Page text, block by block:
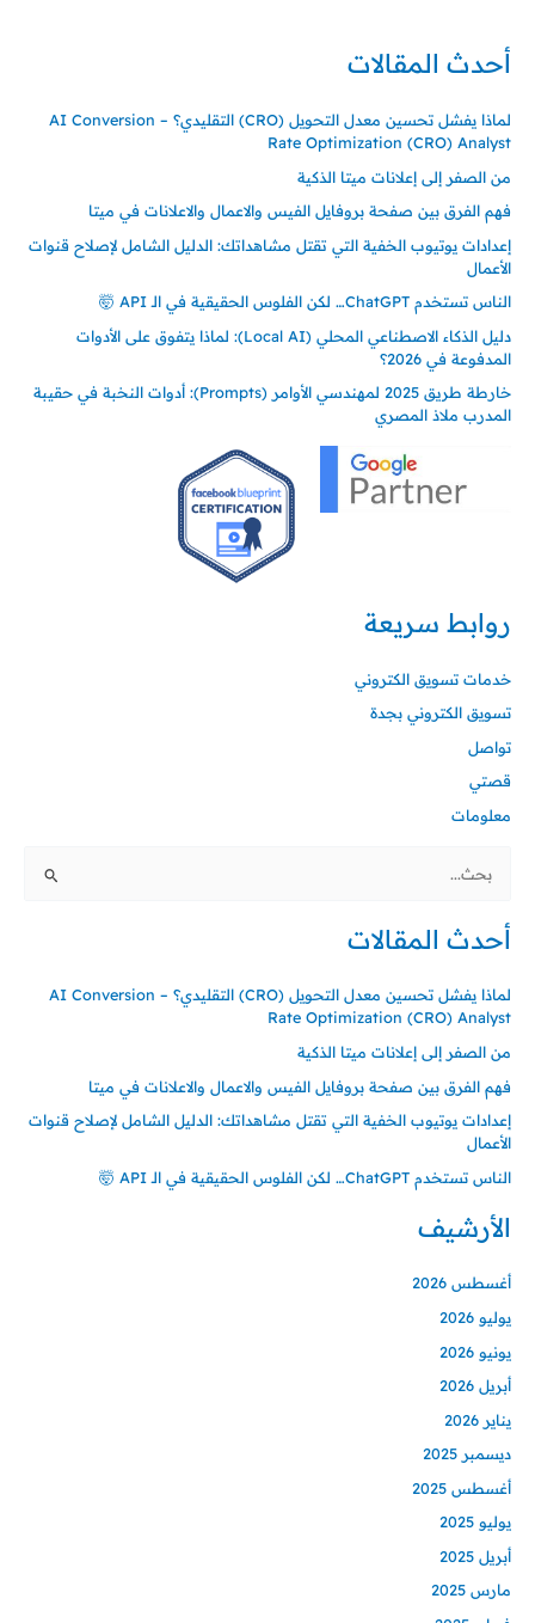
أحدث المقالات
لماذا يفشل تحسين معدل التحويل (CRO) التقليدي؟ – AI Conversion
Rate Optimization (CRO) Analyst
من الصفر إلى إعلانات ميتا الذكية
فهم الفرق بين صفحة بروفايل الفيس والاعمال والاعلانات في ميتا
إعدادات يوتيوب الخفية التي تقتل مشاهداتك: الدليل الشامل لإصلاح قنوات
الأعمال
الناس تستخدم ChatGPT… لكن الفلوس الحقيقية في الـ API 🤯
دليل الذكاء الاصطناعي المحلي (Local AI): لماذا يتفوق على الأدوات
المدفوعة في 2026؟
خارطة طريق 2025 لمهندسي الأوامر (Prompts): أدوات النخبة في حقيبة
المدرب ملاذ المصري
روابط سريعة
خدمات تسويق الكتروني
تسويق الكتروني بجدة
تواصل
قصتي
معلومات
البحث
أحدث المقالات
لماذا يفشل تحسين معدل التحويل (CRO) التقليدي؟ – AI Conversion
Rate Optimization (CRO) Analyst
من الصفر إلى إعلانات ميتا الذكية
فهم الفرق بين صفحة بروفايل الفيس والاعمال والاعلانات في ميتا
إعدادات يوتيوب الخفية التي تقتل مشاهداتك: الدليل الشامل لإصلاح قنوات
الأعمال
الناس تستخدم ChatGPT… لكن الفلوس الحقيقية في الـ API 🤯
الأرشيف
أغسطس 2026
يوليو 2026
يونيو 2026
أبريل 2026
يناير 2026
ديسمبر 2025
أغسطس 2025
يوليو 2025
أبريل 2025
مارس 2025